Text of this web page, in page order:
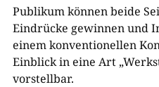
Publikum können beide
Eindrücke gewinnen und
einem konventionellen
Einblick in eine Art
vorstellbar.